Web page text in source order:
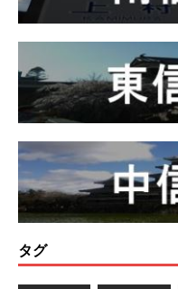
タグ